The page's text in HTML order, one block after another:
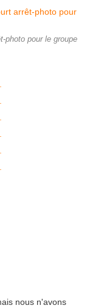
photo pour le groupe
nous n'avons